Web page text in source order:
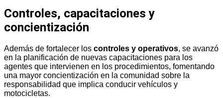
Controles, capacitaciones y
concientización
Además de fortalecer los controles y operativos, se avanzó
en la planificación de nuevas capacitaciones para los
agentes que intervienen en los procedimientos, fomentando
una mayor concientización en la comunidad sobre la
responsabilidad que implica conducir vehículos y
motocicletas.